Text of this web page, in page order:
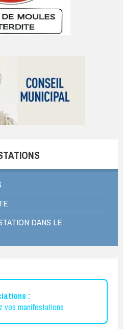
DANS LE
:
vos manifestations